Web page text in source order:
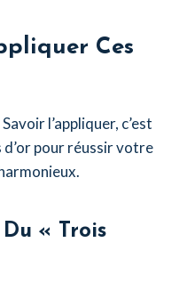
Ces
l’appliquer, c’est
pour réussir votre
« Trois